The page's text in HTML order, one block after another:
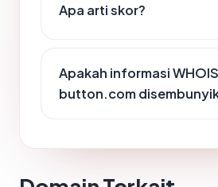
Apa arti skor?
Apakah informasi
button.com